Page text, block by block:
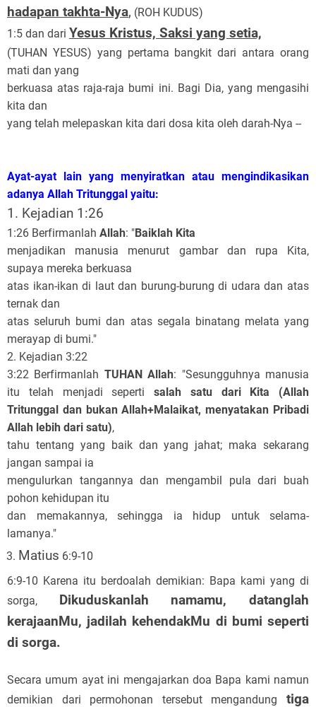
hadapan takhta-Nya, (ROH KUDUS)
1:5 dan dari Yesus Kristus, Saksi yang setia,
(TUHAN YESUS) yang pertama bangkit dari antara orang
mati dan yang
berkuasa atas raja-raja bumi ini. Bagi Dia, yang mengasihi
kita dan
yang telah melepaskan kita dari dosa kita oleh darah-Nya --
Ayat-ayat lain yang menyiratkan atau mengindikasikan
adanya Allah Tritunggal yaitu:
1. Kejadian 1:26
1:26 Berfirmanlah Allah: "Baiklah Kita
menjadikan manusia menurut gambar dan rupa Kita,
supaya mereka berkuasa
atas ikan-ikan di laut dan burung-burung di udara dan atas
ternak dan
atas seluruh bumi dan atas segala binatang melata yang
merayap di bumi."
2. Kejadian 3:22
3:22 Berfirmanlah TUHAN Allah: "Sesungguhnya manusia
itu telah menjadi seperti salah satu dari Kita (Allah
Tritunggal dan bukan Allah+Malaikat, menyatakan Pribadi
Allah lebih dari satu),
tahu tentang yang baik dan yang jahat; maka sekarang
jangan sampai ia
mengulurkan tangannya dan mengambil pula dari buah
pohon kehidupan itu
dan memakannya, sehingga ia hidup untuk selama-
lamanya."
Matius 6:9-10
6:9-10 Karena itu berdoalah demikian: Bapa kami yang di
sorga, Dikuduskanlah namamu, datanglah
kerajaanMu, jadilah kehendakMu di bumi seperti
di sorga.
Secara umum ayat ini mengajarkan doa Bapa kami namun
demikian dari permohonan tersebut mengandung tiga